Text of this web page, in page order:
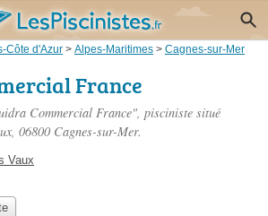
Côte d'Azur > Alpes-Maritimes > Cagnes-sur-Mer
France
Commercial France", pisciniste situé
, 06800 Cagnes-sur-Mer.
Vaux